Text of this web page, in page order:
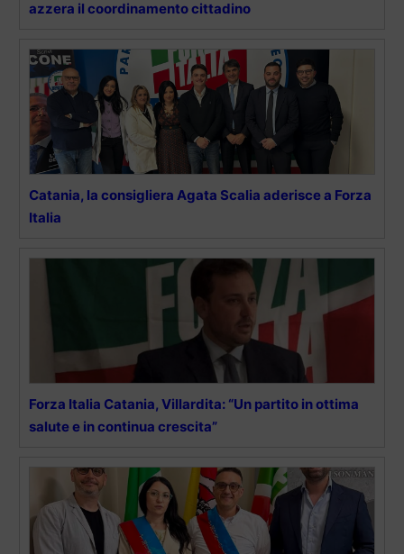
azzera il coordinamento cittadino
Catania, la consigliera Agata Scalia aderisce a Forza
Italia
Forza Italia Catania, Villardita: “Un partito in ottima
salute e in continua crescita”